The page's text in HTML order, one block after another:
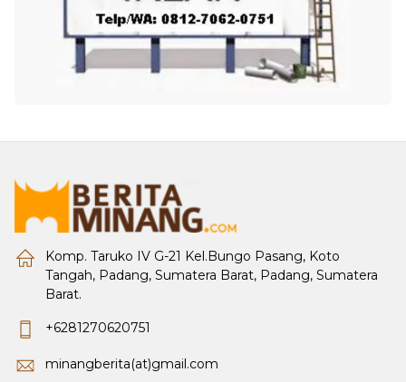
Komp. Taruko IV G-21 Kel.Bungo Pasang, Koto
Tangah, Padang, Sumatera Barat, Padang, Sumatera
Barat.
+6281270620751
minangberita(at)gmail.com